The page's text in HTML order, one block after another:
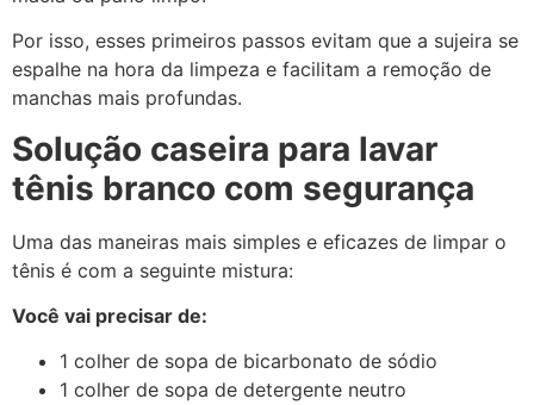
Por isso, esses primeiros passos evitam que a sujeira se
espalhe na hora da limpeza e facilitam a remoção de
manchas mais profundas.
Solução caseira para lavar
tênis branco com segurança
Uma das maneiras mais simples e eficazes de limpar o
tênis é com a seguinte mistura:
Você vai precisar de:
1 colher de sopa de bicarbonato de sódio
1 colher de sopa de detergente neutro